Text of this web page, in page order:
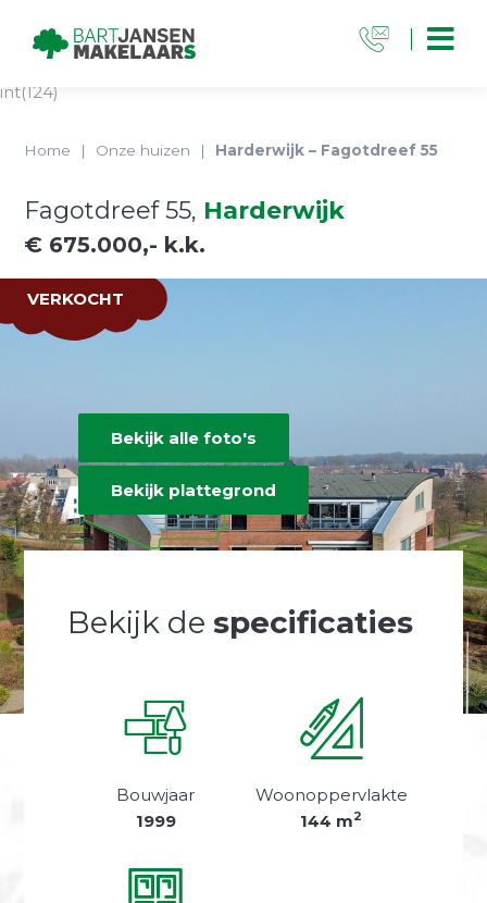
int(124)
Home | Onze huizen | Harderwijk – Fagotdreef 55
Fagotdreef 55, Harderwijk
€ 675.000,- k.k.
VERKOCHT
Bekijk alle foto's
Bekijk plattegrond
Bekijk despecificaties
Bouwjaar
1999
Woonoppervlakte
144 m2